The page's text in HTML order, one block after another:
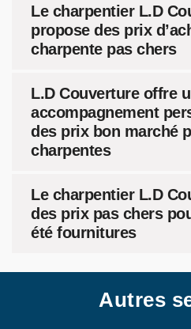
Le charpentier L.D
propose des prix
charpente pas chers
L.D Couverture offre
accompagnement
des prix bon marché
charpentes
Le charpentier L.D
des prix pas chers
été fournitures
Autres